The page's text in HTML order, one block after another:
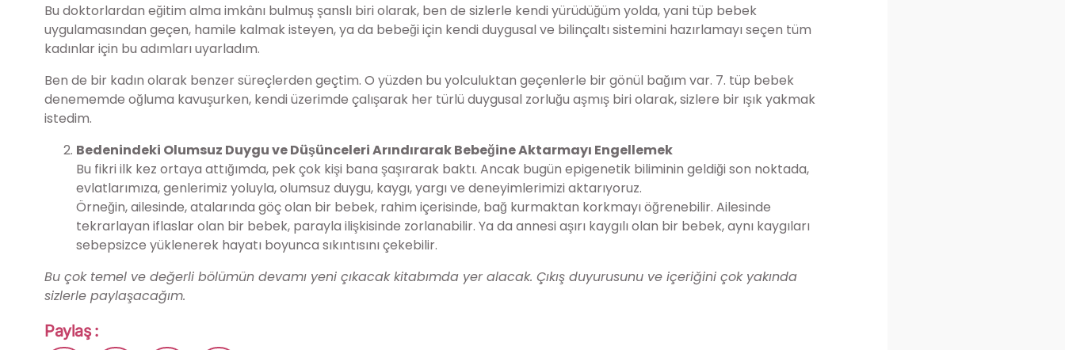
Bu doktorlardan eğitim alma imkânı bulmuş şanslı biri olarak, ben de sizlerle kendi yürüdüğüm yolda, yani tüp bebek
uygulamasından geçen, hamile kalmak isteyen, ya da bebeği için kendi duygusal ve bilinçaltı sistemini hazırlamayı seçen tüm
kadınlar için bu adımları uyarladım.
Ben de bir kadın olarak benzer süreçlerden geçtim. O yüzden bu yolculuktan geçenlerle bir gönül bağım var. 7. tüp bebek
denememde oğluma kavuşurken, kendi üzerimde çalışarak her türlü duygusal zorluğu aşmış biri olarak, sizlere bir ışık yakmak
istedim.
Bedenindeki Olumsuz Duygu ve Düşünceleri Arındırarak Bebeğine Aktarmayı Engellemek
Bu fikri ilk kez ortaya attığımda, pek çok kişi bana şaşırarak baktı. Ancak bugün epigenetik biliminin geldiği son noktada,
evlatlarımıza, genlerimiz yoluyla, olumsuz duygu, kaygı, yargı ve deneyimlerimizi aktarıyoruz.
Örneğin, ailesinde, atalarında göç olan bir bebek, rahim içerisinde, bağ kurmaktan korkmayı öğrenebilir. Ailesinde
tekrarlayan iflaslar olan bir bebek, parayla ilişkisinde zorlanabilir. Ya da annesi aşırı kaygılı olan bir bebek, aynı kaygıları
sebepsizce yüklenerek hayatı boyunca sıkıntısını çekebilir.
Bu çok temel ve değerli bölümün devamı yeni çıkacak kitabımda yer alacak. Çıkış duyurusunu ve içeriğini çok yakında
sizlerle paylaşacağım.
Paylaş :